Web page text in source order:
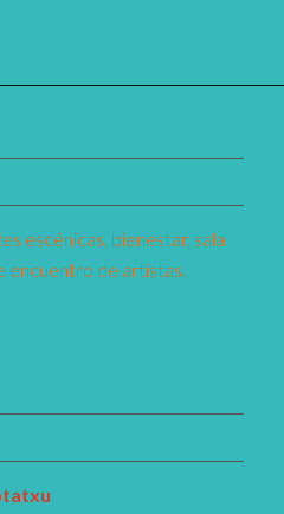
escénicas, bienestar, sala
encuentro de artistas.